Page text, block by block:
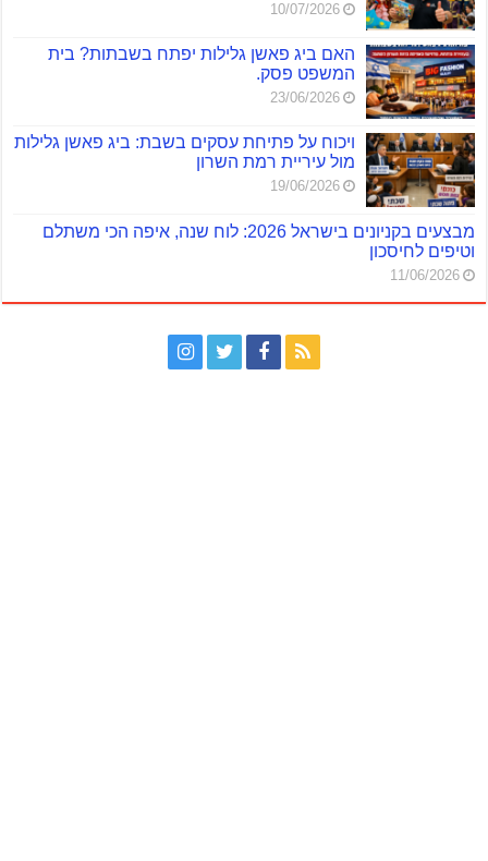
10/07/2026
האם ביג פאשן גלילות יפתח בשבתות? בית
המשפט פסק.
23/06/2026
ויכוח על פתיחת עסקים בשבת: ביג פאשן גלילות
מול עיריית רמת השרון
19/06/2026
מבצעים בקניונים בישראל 2026: לוח שנה, איפה הכי משתלם
וטיפים לחיסכון
11/06/2026